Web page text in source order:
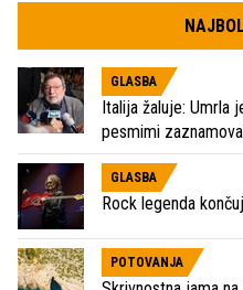
GLASBA
Italija žaluje: Umrla
pesmimi
GLASBA
Rock legenda
POTOVANJA